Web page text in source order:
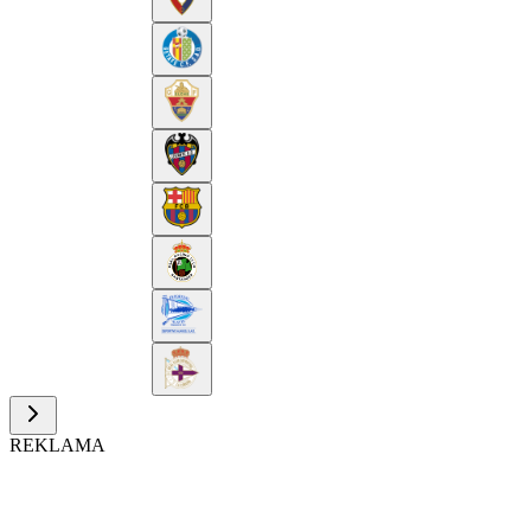
REKLAMA